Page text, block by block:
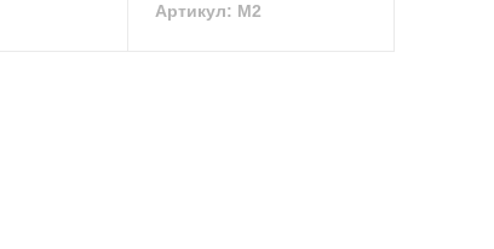
Артикул: M2